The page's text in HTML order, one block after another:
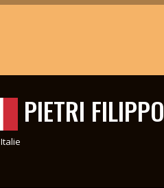
PIETRI FILIPPO
Italie